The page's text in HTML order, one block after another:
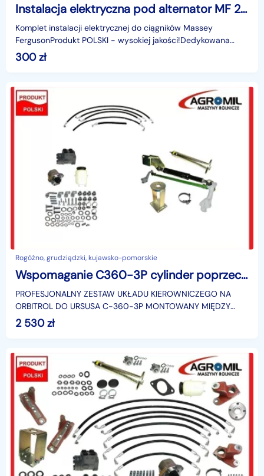
Instalacja elektryczna pod alternator MF 255 PL
Komplet instalacji elektrycznej do ciągników Massey
FergusonProdukt POLSKI - wysokiej jakości!Dedykowana
instalacja łączona do ciągników rolniczych Massey Fergu
300zł
Rogóźno, grudziądzki, kujawsko-pomorskie
Wspomaganie C360-3P cylinder poprzeczny
PROFESJONALNY ZESTAW UKŁADU KIEROWNICZEGO NA
ORBITROL DO URSUSA C-360-3P MONTOWANY MIĘDZY
KOŁAMIJedyne takie wspomaganie na rynku które jest w
2 530zł